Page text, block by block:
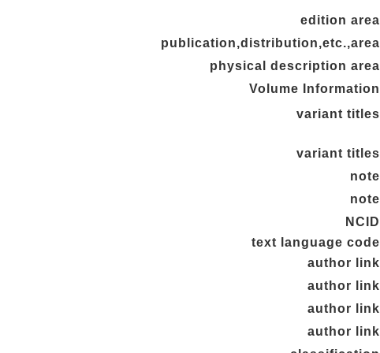
edition area
publication,distribution,etc.,area
physical description area
Volume Information
variant titles
variant titles
note
note
NCID
text language code
author link
author link
author link
author link